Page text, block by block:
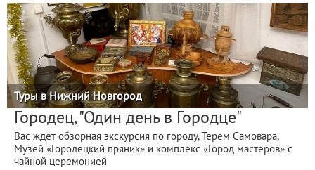
Туры в Нижний Новгород
Городец, "Один день в Городце"
Вас ждёт обзорная экскурсия по городу, Терем Самовара,
Музей «Городецкий пряник» и комплекс «Город мастеров» с
чайной церемонией